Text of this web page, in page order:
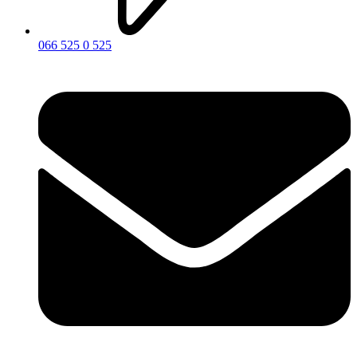
066 525 0 525